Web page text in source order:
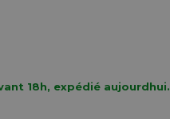
18h, expédié aujourdhui.